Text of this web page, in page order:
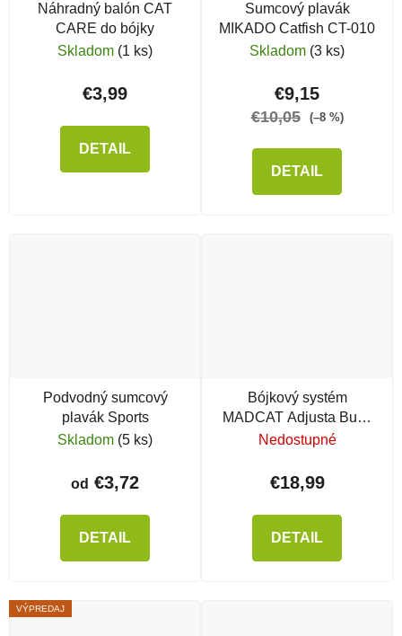
Náhradný balón CAT
CARE do bójky
Skladom (1 ks)
€3,99
DETAIL
Sumcový plavák
MIKADO Catfish CT-010
Skladom (3 ks)
€9,15
€10,05 (–8 %)
DETAIL
Podvodný sumcový
plavák Sports
Skladom (5 ks)
od €3,72
DETAIL
Bójkový systém
MADCAT Adjusta Buoy
Float
Nedostupné
€18,99
DETAIL
VÝPREDAJ